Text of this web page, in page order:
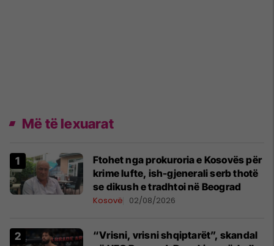
Më të lexuarat
Ftohet nga prokuroria e Kosovës për
krime lufte, ish-gjenerali serb thotë
se dikush e tradhtoi në Beograd
Kosovë 02/08/2026
“Vrisni, vrisni shqiptarët”, skandal